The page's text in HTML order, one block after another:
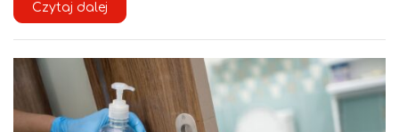
Czytaj dalej